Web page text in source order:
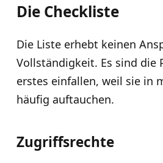
Die Checkliste
Die Liste erhebt keinen
Vollständigkeit. Es sind die
erstes einfallen, weil sie in
häufig auftauchen.
Zugriffsrechte